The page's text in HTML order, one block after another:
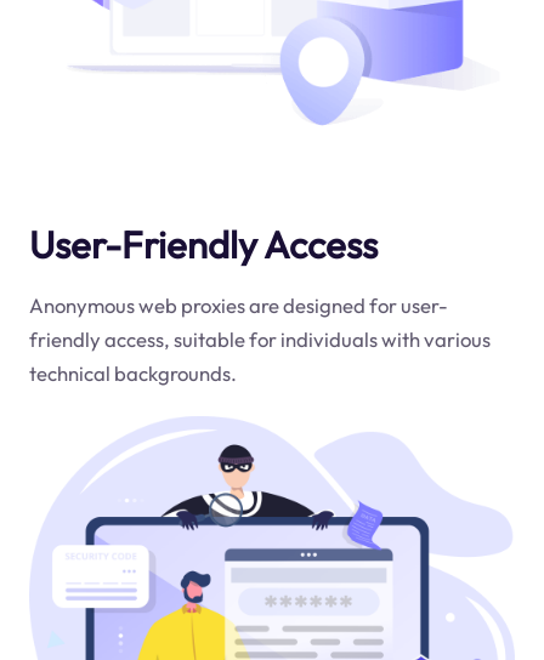
User-Friendly Access
Anonymous web proxies are designed for user-
friendly access, suitable for individuals with various
technical backgrounds.